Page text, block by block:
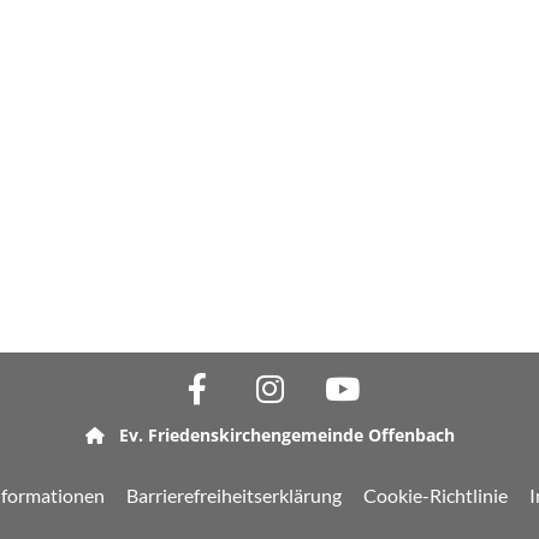
Ev. Friedenskirchengemeinde Offenbach
Barrierefreiheitserklärung Cookie-Richtlinie